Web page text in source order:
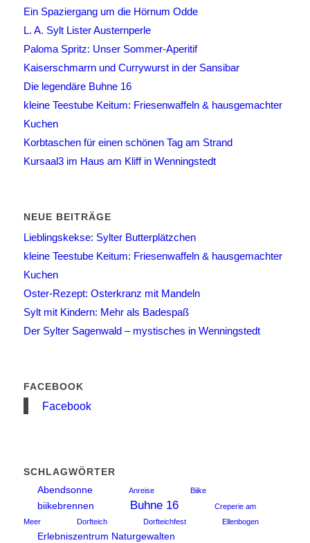
Ein Spaziergang um die Hörnum Odde
L. A. Sylt Lister Austernperle
Paloma Spritz: Unser Sommer-Aperitif
Kaiserschmarrn und Currywurst in der Sansibar
Die legendäre Buhne 16
kleine Teestube Keitum: Friesenwaffeln & hausgemachter
Kuchen
Korbtaschen für einen schönen Tag am Strand
Kursaal3 im Haus am Kliff in Wenningstedt
NEUE BEITRÄGE
Lieblingskekse: Sylter Butterplätzchen
kleine Teestube Keitum: Friesenwaffeln & hausgemachter
Kuchen
Oster-Rezept: Osterkranz mit Mandeln
Sylt mit Kindern: Mehr als Badespaß
Der Sylter Sagenwald – mystisches in Wenningstedt
FACEBOOK
Facebook
SCHLAGWÖRTER
Abendsonne
Anreise Biike
biikebrennen Buhne 16
Creperie am
Meer
Dorfteich Dorfteichfest Ellenbogen
Erlebniszentrum Naturgewalten